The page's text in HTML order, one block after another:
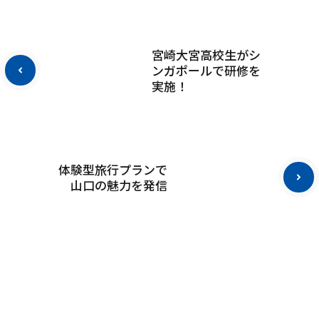
宮崎大宮高校生がシ
ンガポールで研修を
実施！
体験型旅行プランで
山口の魅力を発信